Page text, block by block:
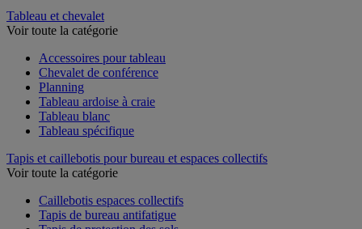
Tableau et chevalet
Voir toute la catégorie
Accessoires pour tableau
Chevalet de conférence
Planning
Tableau ardoise à craie
Tableau blanc
Tableau spécifique
Tapis et caillebotis pour bureau et espaces collectifs
Voir toute la catégorie
Caillebotis espaces collectifs
Tapis de bureau antifatigue